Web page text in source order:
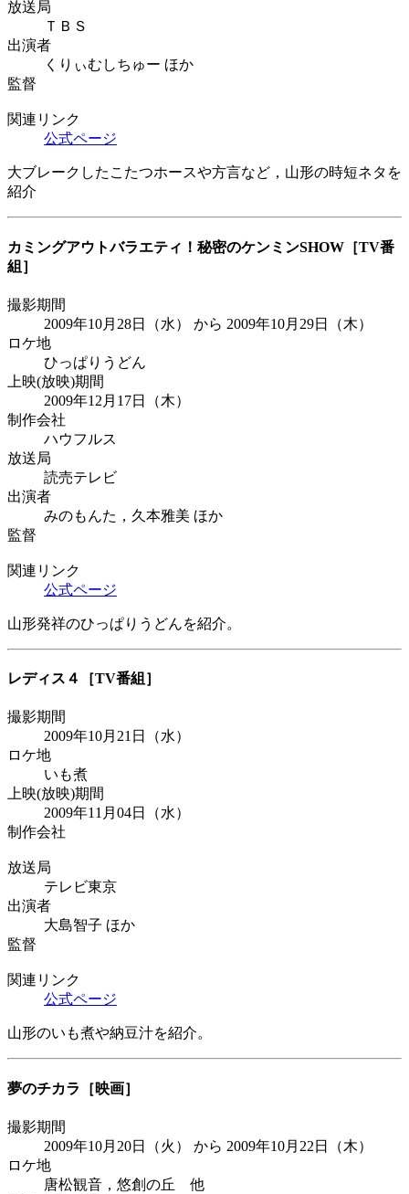
放送局
ＴＢＳ
出演者
くりぃむしちゅー ほか
監督
関連リンク
公式ページ
大ブレークしたこたつホースや方言など，山形の時短ネタを
紹介
カミングアウトバラエティ！秘密のケンミンSHOW ［TV番
組］
撮影期間
2009年10月28日（水） から 2009年10月29日（木）
ロケ地
ひっぱりうどん
上映(放映)期間
2009年12月17日（木）
制作会社
ハウフルス
放送局
読売テレビ
出演者
みのもんた，久本雅美 ほか
監督
関連リンク
公式ページ
山形発祥のひっぱりうどんを紹介。
レディス４ ［TV番組］
撮影期間
2009年10月21日（水）
ロケ地
いも煮
上映(放映)期間
2009年11月04日（水）
制作会社
放送局
テレビ東京
出演者
大島智子 ほか
監督
関連リンク
公式ページ
山形のいも煮や納豆汁を紹介。
夢のチカラ ［映画］
撮影期間
2009年10月20日（火） から 2009年10月22日（木）
ロケ地
唐松観音，悠創の丘 他